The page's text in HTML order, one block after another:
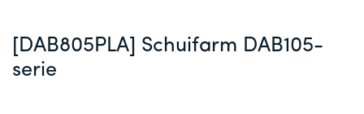
[DAB805PLA] Schuifarm DAB105-
serie